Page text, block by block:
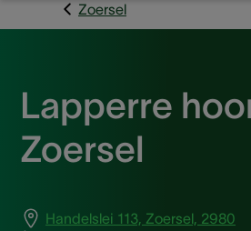
Zoersel
Lapperre
Zoersel
Handelslei 113, Zoersel, 2980